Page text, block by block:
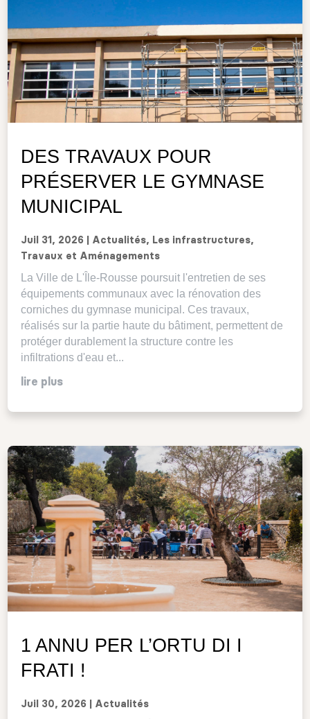
DES TRAVAUX POUR
PRÉSERVER LE GYMNASE
MUNICIPAL
Juil 31, 2026 Actualités, Les infrastructures,
Travaux et Aménagements
La Ville de L'Île-Rousse poursuit l'entretien de ses
équipements communaux avec la rénovation des
corniches du gymnase municipal. Ces travaux,
réalisés sur la partie haute du bâtiment, permettent de
protéger durablement la structure contre les
infiltrations d'eau et...
lire plus
1 ANNU PER L’ORTU DI I
FRATI !
Juil 30, 2026 Actualités